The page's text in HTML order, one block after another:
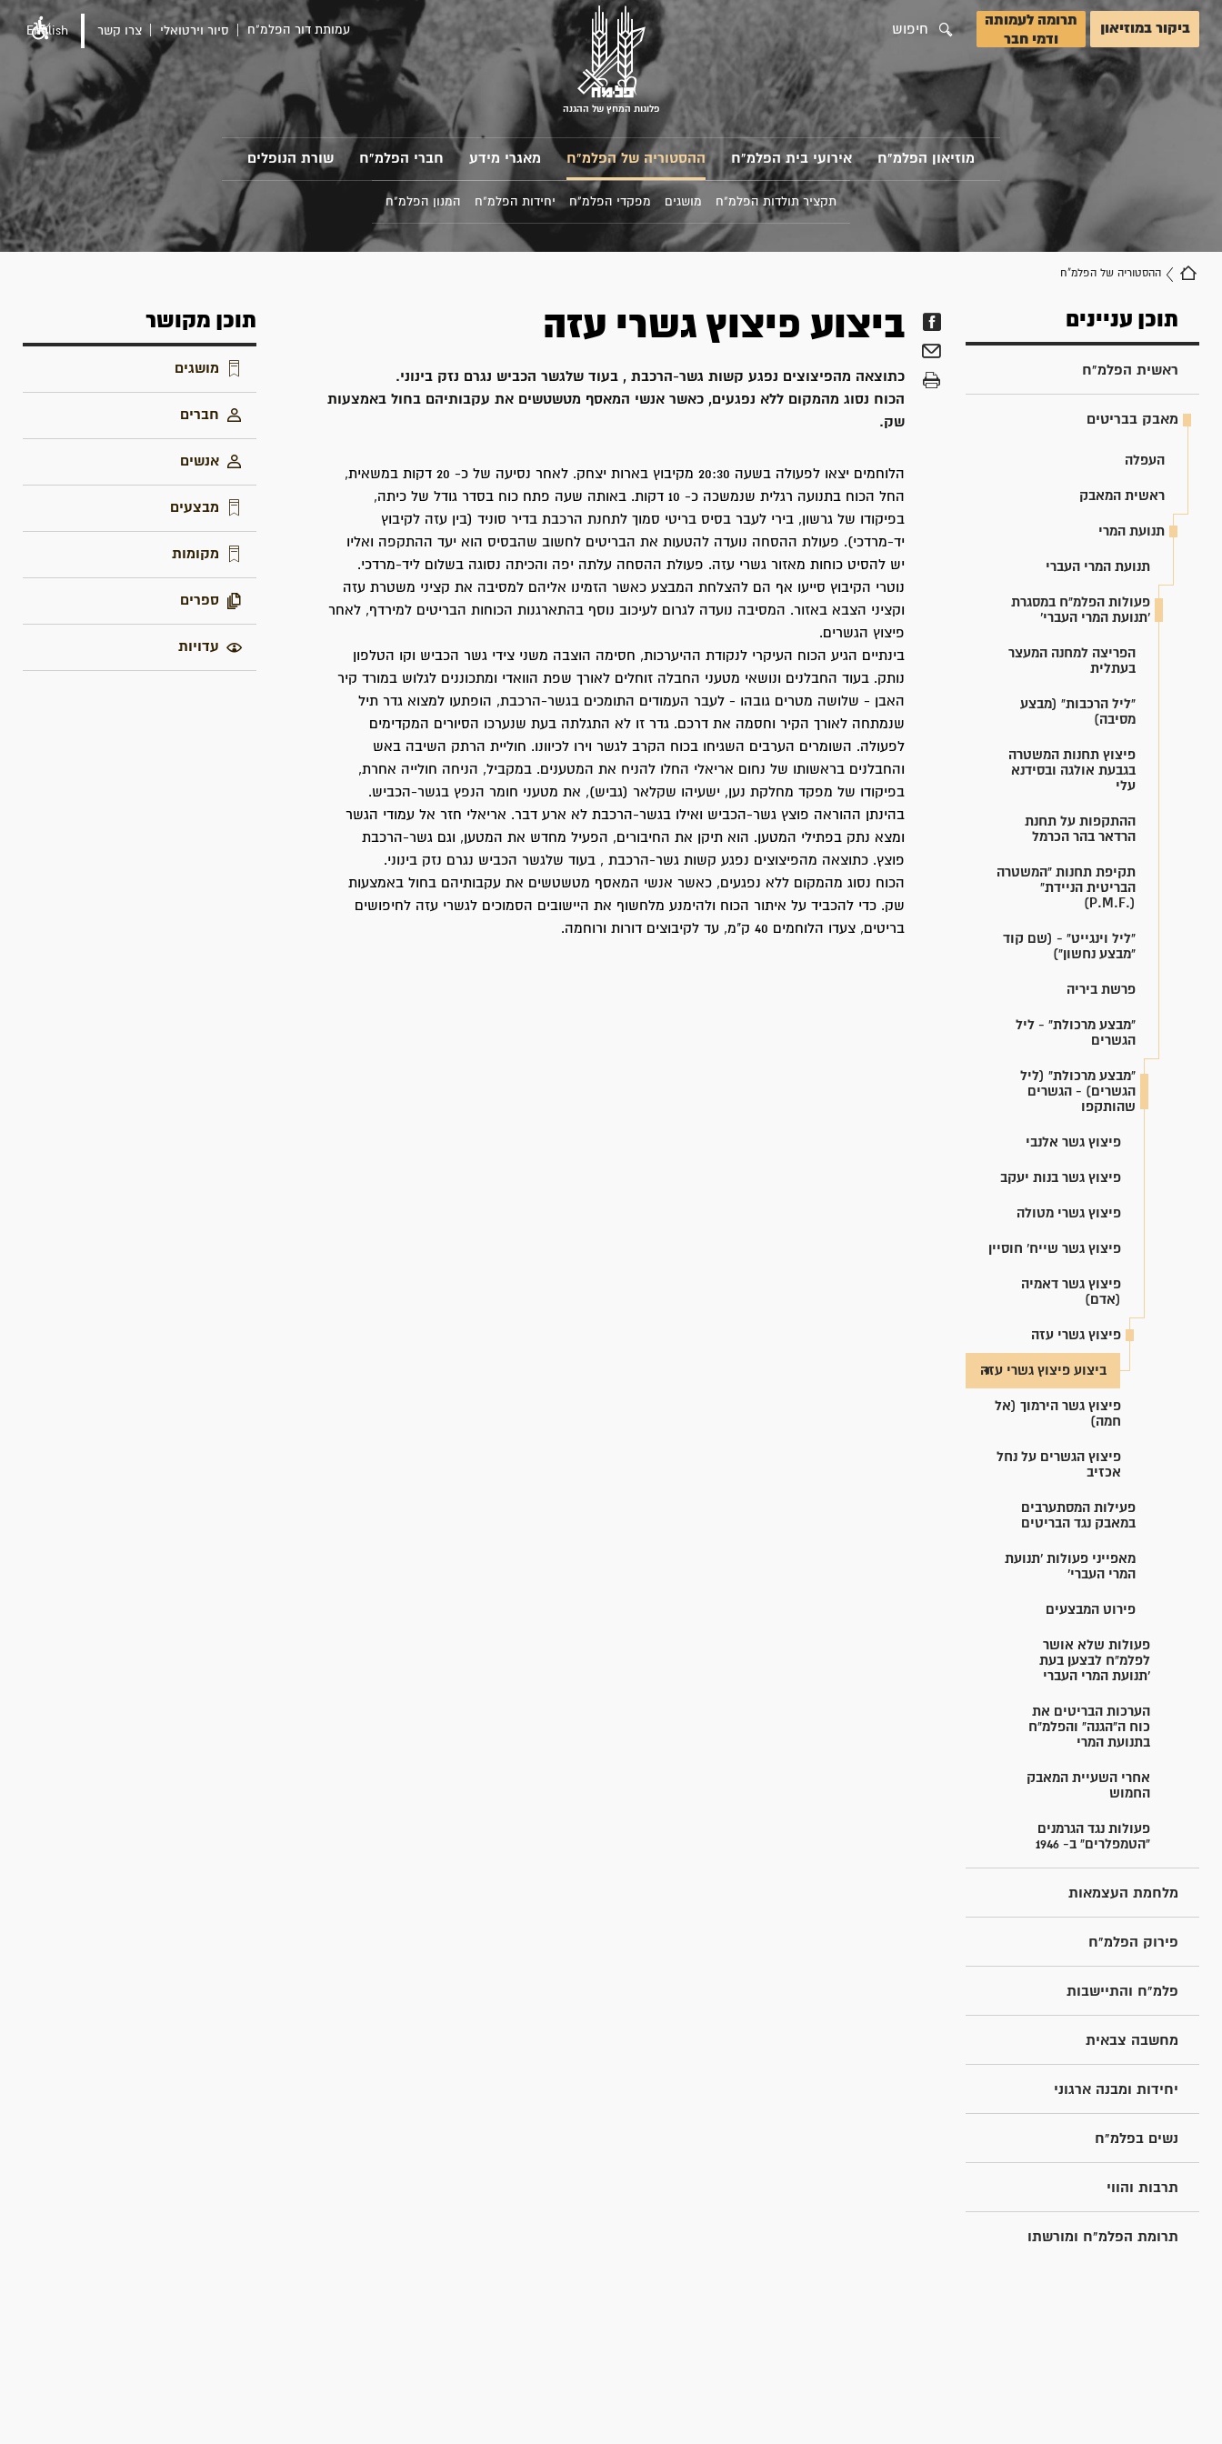
ביקור במוזיאון
תרומה לעמותה
ודמי חבר
חיפוש
פלוגות המחץ של ההגנה
עמותת דור הפלמ"ח סיור וירטואלי צרו קשר English
מוזיאון הפלמ"ח אירועי בית הפלמ"ח ההסטוריה של הפלמ"ח מאגרי מידע חברי הפלמ"ח שורת הנופלים
תקציר תולדות הפלמ"ח מושגים מפקדי הפלמ"ח יחידות הפלמ"ח המנון הפלמ"ח
ההסטוריה של הפלמ"ח
תוכן עניינים
ראשית הפלמ"ח
מאבק בבריטים
העפלה
ראשית המאבק
תנועת המרי
תנועת המרי העברי
פעולות הפלמ"ח במסגרת
'תנועת המרי העברי'
הפריצה למחנה המעצר
בעתלית
"ליל הרכבות" (מבצע
מסיבה)
פיצוץ תחנות המשטרה
בגבעת אולגה ובסידנא
עלי
ההתקפות על תחנת
הרדאר בהר הכרמל
תקיפת תחנות "המשטרה
הבריטית הניידת"
(.P.M.F)
"ליל וינגייט" - (שם קוד
"מבצע נחשון")
פרשת ביריה
"מבצע מרכולת" - ליל
הגשרים
"מבצע מרכולת" (ליל
הגשרים) - הגשרים
שהותקפו
פיצוץ גשר אלנבי
פיצוץ גשר בנות יעקב
פיצוץ גשרי מטולה
פיצוץ גשר שייח' חוסיין
פיצוץ גשר דאמיה
(אדם)
פיצוץ גשרי עזה
ביצוע פיצוץ גשרי עזה
פיצוץ גשר הירמוך (אל
חמה)
פיצוץ הגשרים על נחל
אכזיב
פעילות המסתערבים
במאבק נגד הבריטים
מאפייני פעולות 'תנועת
המרי העברי'
פירוט המבצעים
פעולות שלא אושר
לפלמ"ח לבצען בעת
'תנועת המרי העברי
הערכות הבריטים את
כוח ה"הגנה" והפלמ"ח
בתנועת המרי
אחרי השעיית המאבק
החמוש
פעולות נגד הגרמנים
"הטמפלרים" ב- 1946
מלחמת העצמאות
פירוק הפלמ"ח
פלמ"ח והתיישבות
מחשבה צבאית
יחידות ומבנה ארגוני
נשים בפלמ"ח
תרבות והווי
תרומת הפלמ"ח ומורשתו
ביצוע פיצוץ גשרי עזה
כתוצאה מהפיצוצים נפגע קשות גשר-הרכבת , בעוד שלגשר הכביש נגרם נזק בינוני.
הכוח נסוג מהמקום ללא נפגעים, כאשר אנשי המאסף מטשטשים את עקבותיהם בחול באמצעות
שק.
הלוחמים יצאו לפעולה בשעה 20:30 מקיבוץ בארות יצחק. לאחר נסיעה של כ- 20 דקות במשאית,
החל הכוח בתנועה רגלית שנמשכה כ- 10 דקות. באותה שעה פתח כוח בסדר גודל של כיתה,
בפיקודו של גרשון, בירי לעבר בסיס בריטי סמוך לתחנת הרכבת בדיר סוניד (בין עזה לקיבוץ
יד-מרדכי). פעולת ההסחה נועדה להטעות את הבריטים לחשוב שהבסיס הוא יעד ההתקפה ואליו
יש להסיט כוחות מאזור גשרי עזה. פעולת ההסחה עלתה יפה והכיתה נסוגה בשלום ליד-מרדכי.
נוטרי הקיבוץ סייעו אף הם להצלחת המבצע כאשר הזמינו אליהם למסיבה את קציני משטרת עזה
וקציני הצבא באזור. המסיבה נועדה לגרום לעיכוב נוסף בהתארגנות הכוחות הבריטים למירדף, לאחר
פיצוץ הגשרים.
בינתיים הגיע הכוח העיקרי לנקודת ההיערכות, חסימה הוצבה משני צידי גשר הכביש וקו הטלפון
נותק. בעוד החבלנים ונושאי מטעני החבלה זוחלים לאורך שפת הוואדי ומתכוננים לגלוש במורד קיר
האבן - שלושה מטרים גובהו - לעבר העמודים התומכים בגשר-הרכבת, הופתעו למצוא גדר תיל
שנמתחה לאורך הקיר וחסמה את דרכם. גדר זו לא התגלתה בעת שנערכו הסיורים המקדימים
לפעולה. השומרים הערבים השגיחו בכוח הקרב לגשר וירו לכיוונו. חוליית הרתק השיבה באש
והחבלנים בראשותו של נחום אריאלי החלו להניח את המטענים. במקביל, הניחה חולייה אחרת,
בפיקודו של מפקד מחלקת נען, ישעיהו שקלאר (גביש), את מטעני חומר הנפץ בגשר-הכביש.
בהינתן ההוראה פוצץ גשר-הכביש ואילו בגשר-הרכבת לא ארע דבר. אריאלי חזר אל עמודי הגשר
ומצא נתק בפתילי המטען. הוא תיקן את החיבורים, הפעיל מחדש את המטען, וגם גשר-הרכבת
פוצץ. כתוצאה מהפיצוצים נפגע קשות גשר-הרכבת , בעוד שלגשר הכביש נגרם נזק בינוני.
הכוח נסוג מהמקום ללא נפגעים, כאשר אנשי המאסף מטשטשים את עקבותיהם בחול באמצעות
שק. כדי להכביד על איתור הכוח ולהימנע מלחשוף את היישובים הסמוכים לגשרי עזה לחיפושים
בריטים, צעדו הלוחמים 40 ק"מ, עד לקיבוצים דורות ורוחמה.
תוכן מקושר
מושגים
חברים
אנשים
מבצעים
מקומות
ספרים
עדויות